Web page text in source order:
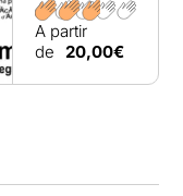
A partir
de
20,00€